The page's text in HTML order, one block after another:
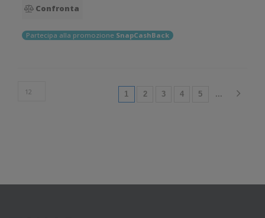
Confronta
Partecipa alla promozione SnapCashBack
1 (current)
2 3 4 5 ...